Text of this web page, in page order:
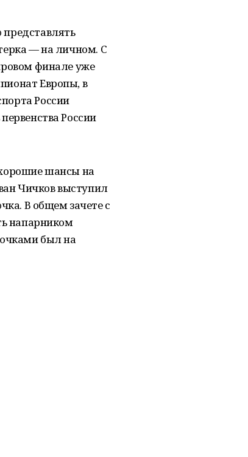
— на личном. С
финале уже
Европы, в
России
России
шансы на
Чичков выступил
В общем зачете с
напарником
был на